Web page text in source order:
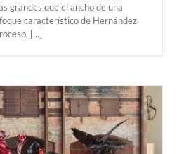
grandes que el ancho de una
característico de Hernández
[...]